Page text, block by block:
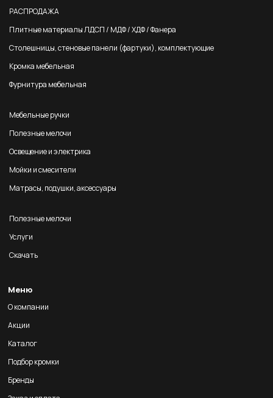
РАСПРОДАЖА
Плитные материалы ЛДСП / МДФ / ХДФ / Фанера
Столешницы, стеновые панели (фартуки), комплектующие
Кромка мебельная
Фурнитура мебельная
Мебельные ручки
Полезные мелочи
Освещение и электрика
Мойки и смесители
Матрасы, подушки, аксессуары
Полезные мелочи
Услуги
Скачать
Меню
О компании
Акции
Каталог
Подбор кромки
Бренды